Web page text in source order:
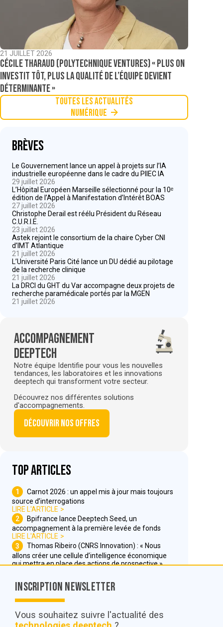
21 JUILLET 2026
Cécile Tharaud (Polytechnique Ventures) « Plus on
investit tôt, plus la qualité de l’équipe devient
déterminante »
Toutes les actualités
Numérique
Brèves
Le Gouvernement lance un appel à projets sur l’IA
industrielle européenne dans le cadre du PIIEC IA
29 juillet 2026
L’Hôpital Européen Marseille sélectionné pour la 10ᵉ
édition de l’Appel à Manifestation d’Intérêt BOAS
27 juillet 2026
Christophe Derail est réélu Président du Réseau
C.U.R.I.E.
23 juillet 2026
Astek rejoint le consortium de la chaire Cyber CNI
d’IMT Atlantique
21 juillet 2026
L’Université Paris Cité lance un DU dédié au pilotage
de la recherche clinique
21 juillet 2026
La DRCI du GHT du Var accompagne deux projets de
recherche paramédicale portés par la MGEN
21 juillet 2026
Accompagnement
deeptech
Notre équipe Identifie pour vous les nouvelles
tendances, les laboratoires et les innovations
deeptech qui transforment votre secteur.
Découvrez nos différentes solutions
d'accompagnements.
Découvrir nos offres
Top articles
1
Carnot 2026 : un appel mis à jour mais toujours
source d’interrogations
LIRE L'ARTICLE
2
Bpifrance lance Deeptech Seed, un
accompagnement à la première levée de fonds
LIRE L'ARTICLE
3
Thomas Ribeiro (CNRS Innovation) : « Nous
allons créer une cellule d’intelligence économique
qui mettra en place des actions de prospective »
Inscription Newsletter
Vous souhaitez suivre l'actualité des